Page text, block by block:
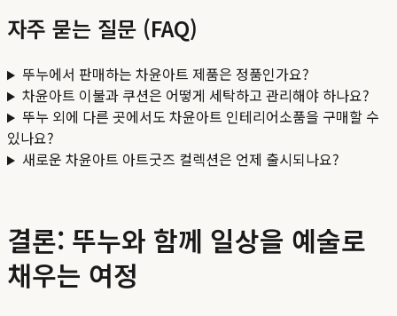
자주 묻는 질문 (FAQ)
뚜누에서 판매하는 차윤아트 제품은 정품인가요?
차윤아트 이불과 쿠션은 어떻게 세탁하고 관리해야 하나요?
뚜누 외에 다른 곳에서도 차윤아트 인테리어소품을 구매할 수
있나요?
새로운 차윤아트 아트굿즈 컬렉션은 언제 출시되나요?
결론: 뚜누와 함께 일상을 예술로
채우는 여정